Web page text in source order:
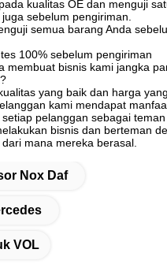
kualitas OE dan menguji
sebelum pengiriman.
semua barang Anda
100% sebelum pengiriman
membuat bisnis kami jangka
yang baik dan harga
kami mendapat
pelanggan sebagai
bisnis dan berteman
mana mereka berasal.
Nox Daf
VOL